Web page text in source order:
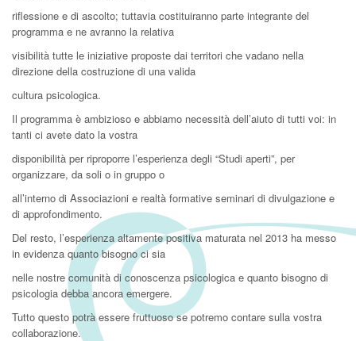
riflessione e di ascolto; tuttavia costituiranno parte integrante del
programma e ne avranno la relativa
visibilità tutte le iniziative proposte dai territori che vadano nella
direzione della costruzione di una valida
cultura psicologica.
Il programma è ambizioso e abbiamo necessità dell’aiuto di tutti voi: in
tanti ci avete dato la vostra
disponibilità per riproporre l’esperienza degli “Studi aperti”, per
organizzare, da soli o in gruppo o
all’interno di Associazioni e realtà formative seminari di divulgazione e
di approfondimento.
Del resto, l’esperienza altamente positiva maturata nel 2013 ha messo
in evidenza quanto bisogno ci sia
nelle nostre comunità di conoscenza psicologica e quanto bisogno di
psicologia debba ancora emergere.
Tutto questo potrà essere fruttuoso se potremo contare sulla vostra
collaborazione.